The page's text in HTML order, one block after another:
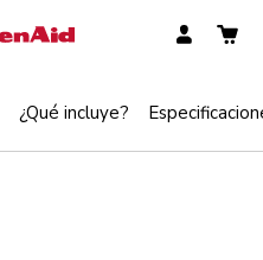
¿Qué incluye?